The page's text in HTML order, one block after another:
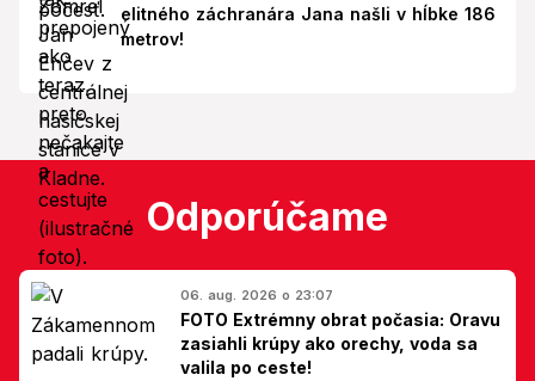
elitného záchranára Jana našli v hĺbke 186
metrov!
Odporúčame
06. aug. 2026 o 23:07
FOTO Extrémny obrat počasia: Oravu
zasiahli krúpy ako orechy, voda sa
valila po ceste!